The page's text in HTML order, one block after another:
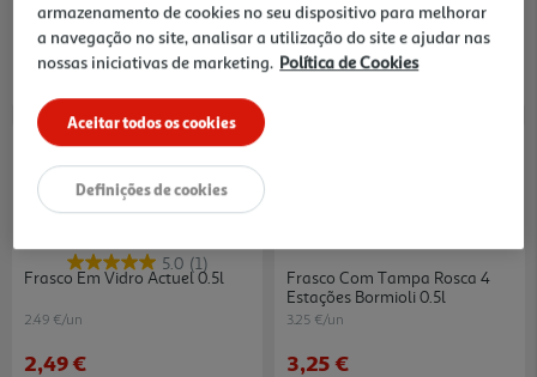
5.0 (1)
Frasco Em Vidro Actuel 0.5l
2.49 €/un
2,49 €
Frasco Com Tampa Rosca 4
Estações Bormioli 0.5l
3.25 €/un
3,25 €
armazenamento de cookies no seu dispositivo para melhorar
a navegação no site, analisar a utilização do site e ajudar nas
nossas iniciativas de marketing. Política de Cookies
Aceitar todos os cookies
Definições de cookies